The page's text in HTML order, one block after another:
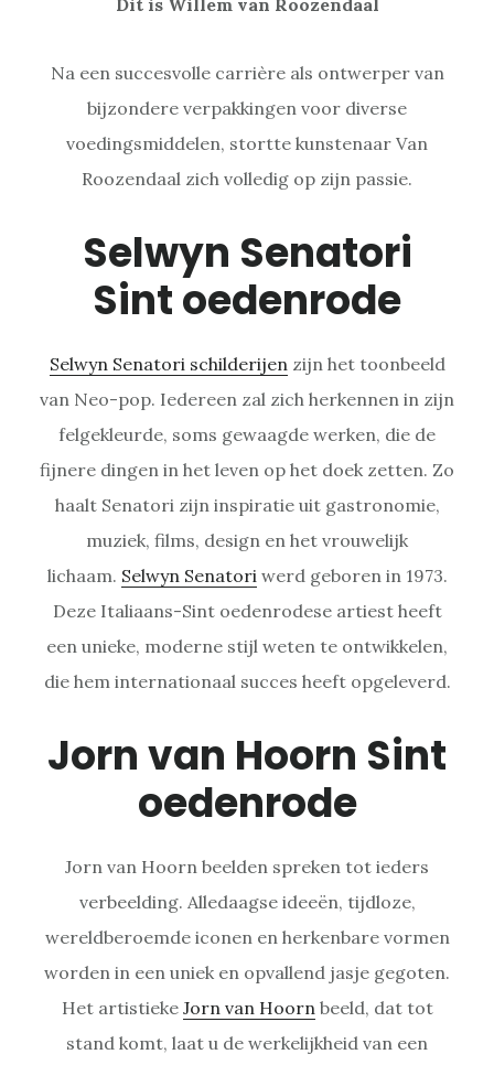
Na een succesvolle carrière als ontwerper van
bijzondere verpakkingen voor diverse
voedingsmiddelen, stortte kunstenaar Van
Roozendaal zich volledig op zijn passie.
Selwyn Senatori
Sint oedenrode
Selwyn Senatori schilderijen zijn het toonbeeld
van Neo-pop. Iedereen zal zich herkennen in zijn
felgekleurde, soms gewaagde werken, die de
fijnere dingen in het leven op het doek zetten. Zo
haalt Senatori zijn inspiratie uit gastronomie,
muziek, films, design en het vrouwelijk
lichaam. Selwyn Senatori werd geboren in 1973.
Deze Italiaans-Sint oedenrodese artiest heeft
een unieke, moderne stijl weten te ontwikkelen,
die hem internationaal succes heeft opgeleverd.
Jorn van Hoorn Sint
oedenrode
Jorn van Hoorn beelden spreken tot ieders
verbeelding. Alledaagse ideeën, tijdloze,
wereldberoemde iconen en herkenbare vormen
worden in een uniek en opvallend jasje gegoten.
Het artistieke Jorn van Hoorn beeld, dat tot
stand komt, laat u de werkelijkheid van een